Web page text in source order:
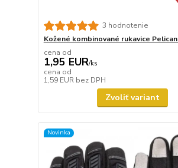
3 hodnotenie
Kožené kombinované rukavice Pelican
cena od
1,95 EUR/ks
cena od
1,59 EUR bez DPH
Zvoliť variant
Novinka